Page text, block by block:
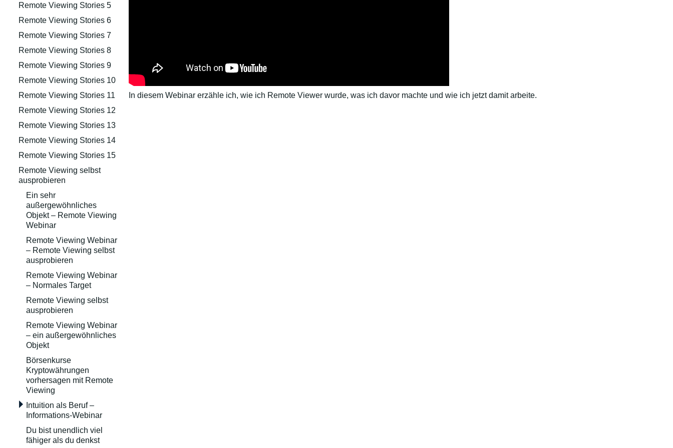
Remote Viewing Stories 5
Remote Viewing Stories 6
Remote Viewing Stories 7
Remote Viewing Stories 8
Remote Viewing Stories 9
Remote Viewing Stories 10
Remote Viewing Stories 11
Remote Viewing Stories 12
Remote Viewing Stories 13
Remote Viewing Stories 14
Remote Viewing Stories 15
Remote Viewing selbst
ausprobieren
Ein sehr
außergewöhnliches
Objekt – Remote Viewing
Webinar
Remote Viewing Webinar
– Remote Viewing selbst
ausprobieren
Remote Viewing Webinar
– Normales Target
Remote Viewing selbst
ausprobieren
Remote Viewing Webinar
– ein außergewöhnliches
Objekt
Börsenkurse
Kryptowährungen
vorhersagen mit Remote
Viewing
Intuition als Beruf –
Informations-Webinar
Du bist unendlich viel
fähiger als du denkst
In diesem Webinar erzähle ich, wie ich Remote Viewer wurde, was ich davor machte und wie ich jetzt damit arbeite.